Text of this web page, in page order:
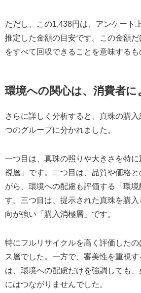
ただし、この1,438円は、アンケート
推定した金額の目安です。この金額
をすべて回収できることを意味するも
環境への関心は、消費者に
さらに詳しく分析すると、真珠の購
つのグループに分かれました。
一つ目は、真珠の照りや大きさを特
視層」です。二つ目は、品質や価格
がら、環境への配慮も評価する「環
す。三つ目は、提示された真珠を購
向が強い「購入消極層」です。
特にフルリサイクルを高く評価した
ス層でした。一方で、審美性を重視
は、環境への配慮だけを強調しても
にはつながりませんでした。